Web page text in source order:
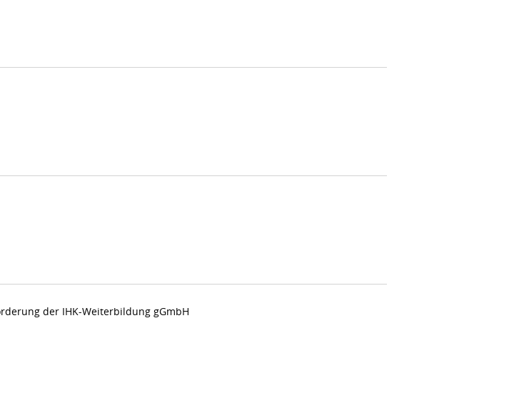
der IHK-Weiterbildung gGmbH